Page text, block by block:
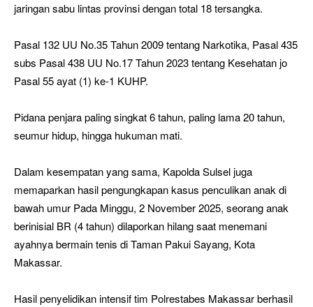
jaringan sabu lintas provinsi dengan total 18 tersangka.
Pasal 132 UU No.35 Tahun 2009 tentang Narkotika, Pasal 435
subs Pasal 438 UU No.17 Tahun 2023 tentang Kesehatan jo
Pasal 55 ayat (1) ke-1 KUHP.
Pidana penjara paling singkat 6 tahun, paling lama 20 tahun,
seumur hidup, hingga hukuman mati.
Dalam kesempatan yang sama, Kapolda Sulsel juga
memaparkan hasil pengungkapan kasus penculikan anak di
bawah umur Pada Minggu, 2 November 2025, seorang anak
berinisial BR (4 tahun) dilaporkan hilang saat menemani
ayahnya bermain tenis di Taman Pakui Sayang, Kota
Makassar.
Hasil penyelidikan intensif tim Polrestabes Makassar berhasil